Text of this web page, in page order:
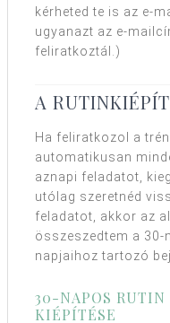
kérheted te is az e-
ugyanazt az e-
feliratkoztál.)
A
Ha feliratkozol a
automatikusan
aznapi feladatot,
utólag szeretnéd
feladatot, akkor az
összeszedtem a 30-
napjaihoz tartozó
30-NAPOS RUTIN
KIÉPÍTÉSE